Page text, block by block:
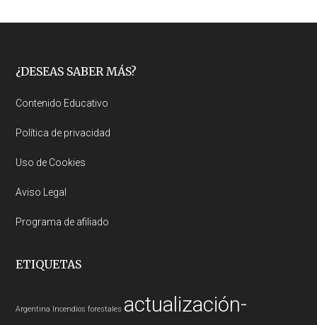
Footer
¿DESEAS SABER MÁS?
Contenido Educativo
Política de privacidad
Uso de Cookies
Aviso Legal
Programa de afiliado
ETIQUETAS
Argentina Incendios forestales actualización-